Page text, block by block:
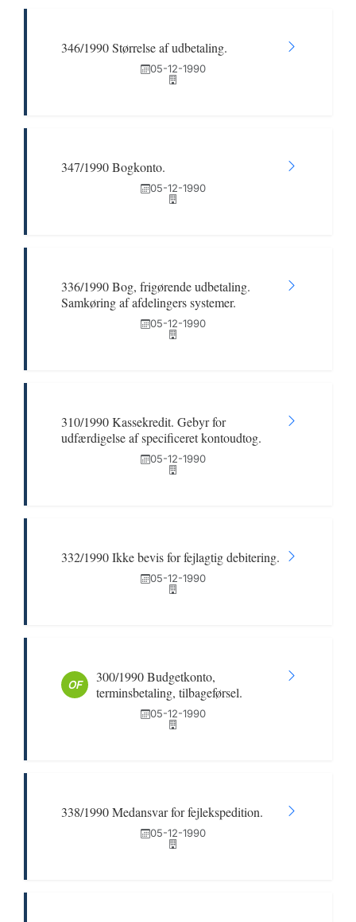
346/1990 Størrelse af udbetaling.
05-12-1990
347/1990 Bogkonto.
05-12-1990
336/1990 Bog, frigørende udbetaling.
Samkøring af afdelingers systemer.
05-12-1990
310/1990 Kassekredit. Gebyr for
udfærdigelse af specificeret kontoudtog.
05-12-1990
332/1990 Ikke bevis for fejlagtig debitering.
05-12-1990
OF
300/1990 Budgetkonto,
terminsbetaling, tilbageførsel.
05-12-1990
338/1990 Medansvar for fejlekspedition.
05-12-1990